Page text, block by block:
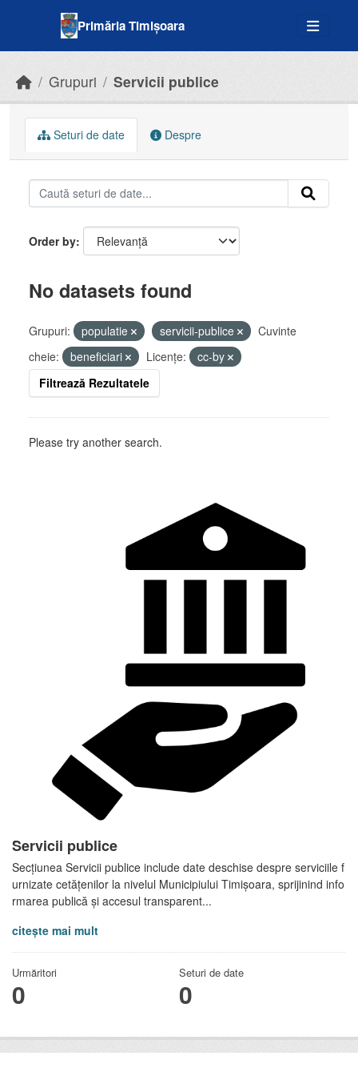
Primăria Timișoara
Grupuri Servicii publice
Servicii publice
Secțiunea Servicii publice include date deschise despre serviciile f
urnizate cetățenilor la nivelul Municipiului Timișoara, sprijinind info
rmarea publică și accesul transparent...
citește mai mult
Urmăritori
0
Seturi de date
0
Seturi de date Despre
Order by
No datasets found
Grupuri: populatie servicii-publice
Cuvinte
cheie:
beneficiari Licenţe:
cc-by
Filtrează Rezultatele
Please try another search.